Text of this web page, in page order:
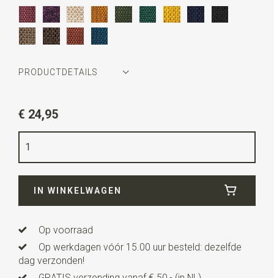
PRODUCTDETAILS
aubergine
Kwaliteit
Lengteca. 148 cm
in plaats van in een punt zoals bij traditionele
stropdassen.
€ 24,95
IN WINKELWAGEN
Op voorraad
Op werkdagen vóór 15.00 uur besteld: dezelfde
dag verzonden!